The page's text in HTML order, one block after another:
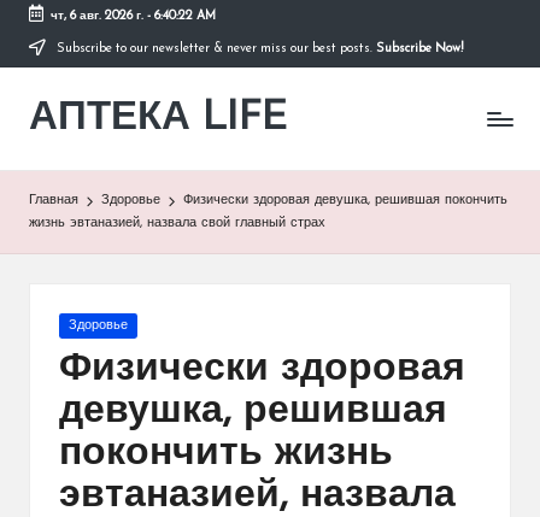
Перейти
содержимому
чт, 6 авг. 2026 г.- 6:40:22 AM
Subscribe to our newsletter & never miss our best posts. Subscribe Now!
АПТЕКА LIFE
сайт
Главная Здоровье
Физически здоровая девушка, решившая покончить
жизнь эвтаназией, назвала свой главный страх
Опубликовано
Здоровье
Физически здоровая
девушка, решившая
покончить жизнь
эвтаназией, назвала